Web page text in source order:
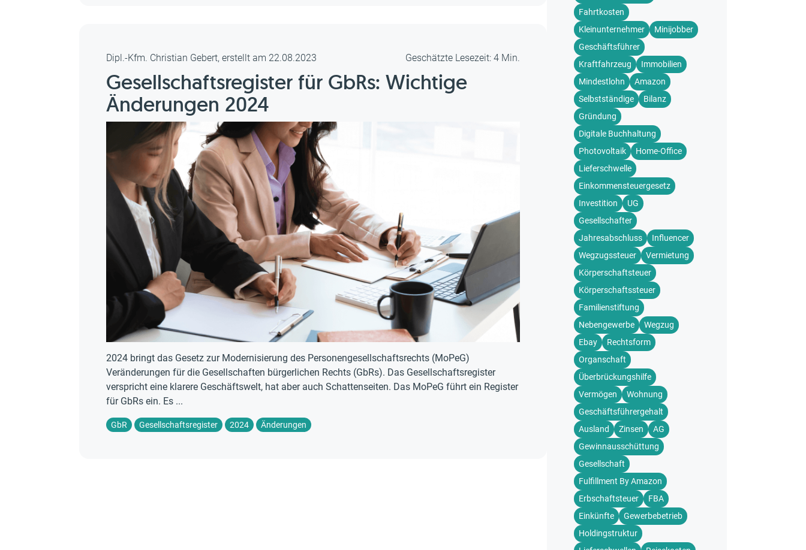
Dipl.-Kfm. Christian Gebert, erstellt am 22.08.2023 Geschätzte Lesezeit: 4 Min.
Gesellschaftsregister für GbRs: Wichtige
Änderungen 2024
2024 bringt das Gesetz zur Modernisierung des Personengesellschaftsrechts (MoPeG)
Veränderungen für die Gesellschaften bürgerlichen Rechts (GbRs). Das Gesellschaftsregister
verspricht eine klarere Geschäftswelt, hat aber auch Schattenseiten. Das MoPeG führt ein Register
für GbRs ein. Es ...
GbR Gesellschaftsregister 2024 Änderungen
Fahrtkosten
Kleinunternehmer
Minijobber
Geschäftsführer
Kraftfahrzeug
Immobilien
Mindestlohn
Amazon
Selbstständige
Bilanz
Gründung
Digitale Buchhaltung
Photovoltaik
Home-Office
Lieferschwelle
Einkommensteuergesetz
Investition
UG
Gesellschafter
Jahresabschluss
Influencer
Wegzugssteuer
Vermietung
Körperschaftsteuer
Körperschaftssteuer
Familienstiftung
Nebengewerbe
Wegzug
Ebay
Rechtsform
Organschaft
Überbrückungshilfe
Vermögen
Wohnung
Geschäftsführergehalt
Ausland
Zinsen
AG
Gewinnausschüttung
Gesellschaft
Fulfillment By Amazon
Erbschaftsteuer
FBA
Einkünfte
Gewerbebetrieb
Holdingstruktur